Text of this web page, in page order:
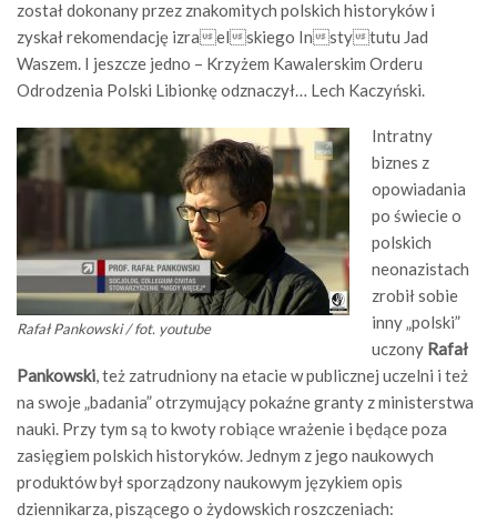
został dokonany przez znakomitych polskich historyków i
zyskał rekomendację izraelskiego Instytutu Jad
Waszem. I jeszcze jedno – Krzyżem Kawalerskim Orderu
Odrodzenia Polski Libionkę odznaczył… Lech Kaczyński.
Rafał Pankowski / fot. youtube
Intratny
biznes z
opowiadania
po świecie o
polskich
neonazistach
zrobił sobie
inny „polski”
uczony Rafał
Pankowski, też zatrudniony na etacie w publicznej uczelni i też
na swoje „badania” otrzymujący pokaźne granty z ministerstwa
nauki. Przy tym są to kwoty robiące wrażenie i będące poza
zasięgiem polskich historyków. Jednym z jego naukowych
produktów był sporządzony naukowym językiem opis
dziennikarza, piszącego o żydowskich roszczeniach: